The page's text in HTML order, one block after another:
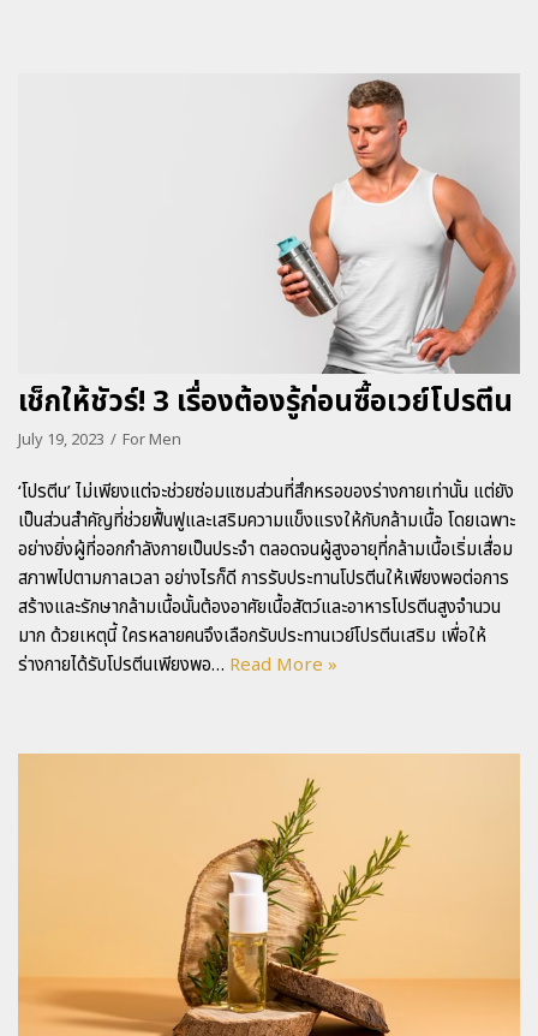
เช็กให้ชัวร์! 3 เรื่องต้องรู้ก่อนซื้อเวย์โปรตีน
July 19, 2023 For Men
‘โปรตีน’ ไม่เพียงแต่จะช่วยซ่อมแซมส่วนที่สึกหรอของร่างกายเท่านั้น แต่ยัง
เป็นส่วนสำคัญที่ช่วยฟื้นฟูและเสริมความแข็งแรงให้กับกล้ามเนื้อ โดยเฉพาะ
อย่างยิ่งผู้ที่ออกกำลังกายเป็นประจำ ตลอดจนผู้สูงอายุที่กล้ามเนื้อเริ่มเสื่อม
สภาพไปตามกาลเวลา อย่างไรก็ดี การรับประทานโปรตีนให้เพียงพอต่อการ
สร้างและรักษากล้ามเนื้อนั้นต้องอาศัยเนื้อสัตว์และอาหารโปรตีนสูงจำนวน
มาก ด้วยเหตุนี้ ใครหลายคนจึงเลือกรับประทานเวย์โปรตีนเสริม เพื่อให้
ร่างกายได้รับโปรตีนเพียงพอ… Read More »